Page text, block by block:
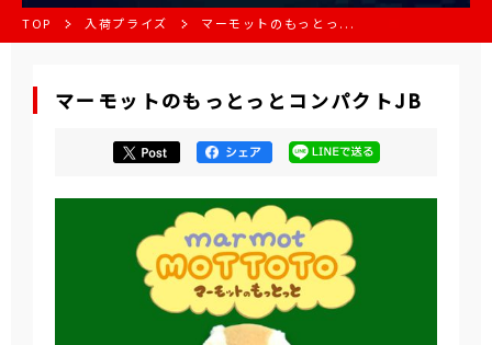
TOP 入荷プライズ マーモットのもっとっ...
マーモットのもっとっとコンパクトJB